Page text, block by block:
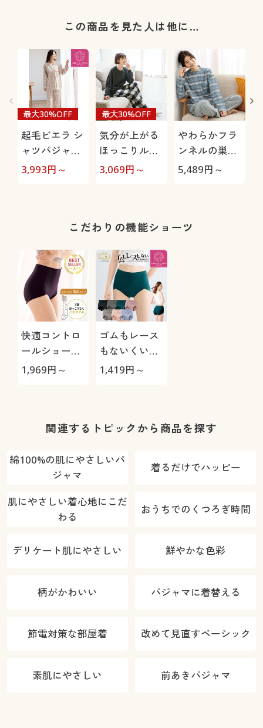
この商品を見た人は他に…
起毛ビエラ シ
ャツパジャマ
(綿100%)
最大30%OFF
3,993円～
気分が上がる
ほっこりルー
ムウェア
最大30%OFF
3,069円～
やわらかフラ
ンネルの巣ご
もりパジャマ
5,489円～
こだわりの機能ショーツ
快適コントロ
ールショーツ/
下腹を心地よ
1,969円～
ゴムもレース
もないくい込
みにくいショ
1,419円～
関連するトピックから商品を探す
綿100%の肌にやさしいパ
ジャマ
着るだけでハッピー
肌にやさしい着心地にこだ
わる
おうちでのくつろぎ時間
デリケート肌にやさしい 鮮やかな色彩
柄がかわいい パジャマに着替える
節電対策な部屋着 改めて見直すベーシック
素肌にやさしい 前あきパジャマ